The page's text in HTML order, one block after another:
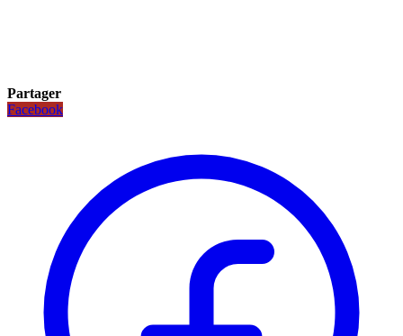
Partager
Facebook